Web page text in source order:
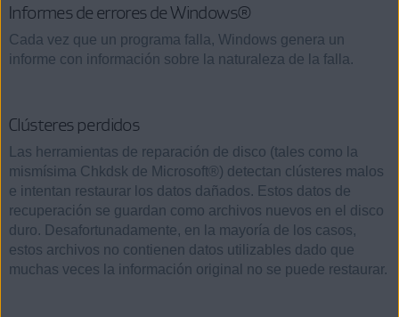
Informes de errores de Windows®
Cada vez que un programa falla, Windows genera un
informe con información sobre la naturaleza de la falla.
Clústeres perdidos
Las herramientas de reparación de disco (tales como la
mismísima Chkdsk de Microsoft®) detectan clústeres malos
e intentan restaurar los datos dañados. Estos datos de
recuperación se guardan como archivos nuevos en el disco
duro. Desafortunadamente, en la mayoría de los casos,
estos archivos no contienen datos utilizables dado que
muchas veces la información original no se puede restaurar.